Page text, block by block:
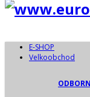
E-SHOP
Velkoobchod